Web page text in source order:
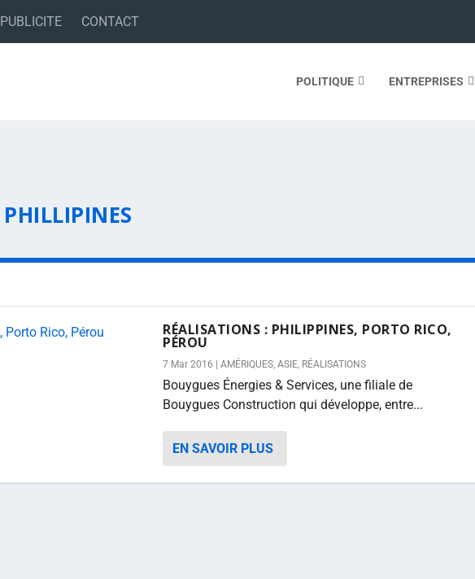
PUBLICITE CONTACT
POLITIQUE ENTREPRISES
PHILLIPINES
RÉALISATIONS : PHILIPPINES, PORTO RICO,
PÉROU
7 Mar 2016 AMÉRIQUES, ASIE, RÉALISATIONS
Bouygues Énergies & Services, une filiale de
Bouygues Construction qui développe, entre...
EN SAVOIR PLUS